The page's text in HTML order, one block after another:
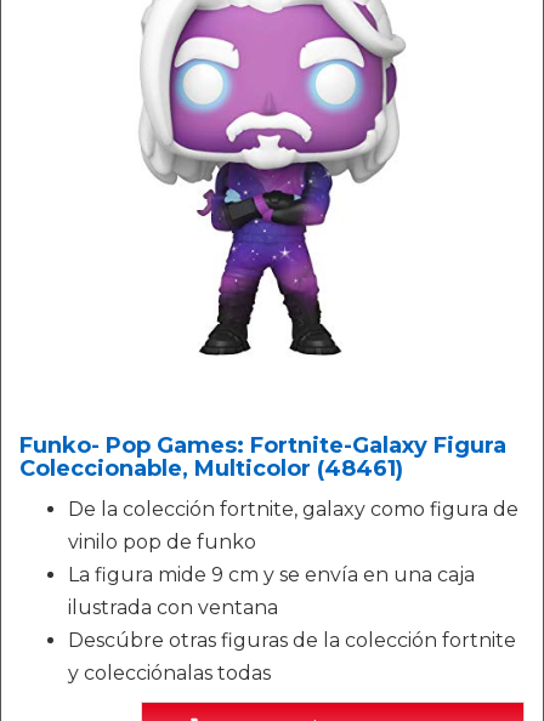
Funko- Pop Games: Fortnite-Galaxy Figura
Coleccionable, Multicolor (48461)
De la colección fortnite, galaxy como figura de
vinilo pop de funko
La figura mide 9 cm y se envía en una caja
ilustrada con ventana
Descúbre otras figuras de la colección fortnite
y colecciónalas todas